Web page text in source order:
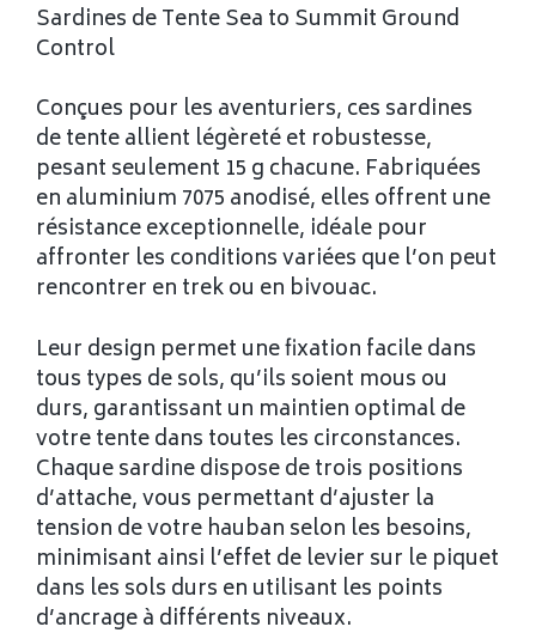
Sardines de Tente Sea to Summit Ground
Control
Conçues pour les aventuriers, ces sardines
de tente allient légèreté et robustesse,
pesant seulement 15 g chacune. Fabriquées
en aluminium 7075 anodisé, elles offrent une
résistance exceptionnelle, idéale pour
affronter les conditions variées que l’on peut
rencontrer en trek ou en bivouac.
Leur design permet une fixation facile dans
tous types de sols, qu’ils soient mous ou
durs, garantissant un maintien optimal de
votre tente dans toutes les circonstances.
Chaque sardine dispose de trois positions
d’attache, vous permettant d’ajuster la
tension de votre hauban selon les besoins,
minimisant ainsi l’effet de levier sur le piquet
dans les sols durs en utilisant les points
d’ancrage à différents niveaux.